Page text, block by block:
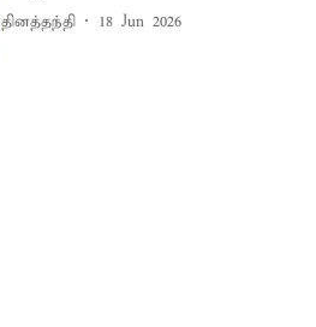
தினத்தந்தி 18 Jun 2026